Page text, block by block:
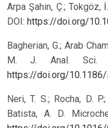
Arpa Şahin, Ç.; Tokgöz,
DOI: https://doi.org/
Bagherian, G.; Arab
M. J. Anal. Sci.
https://doi.org/
Neri, T. S.; Rocha, D.
Batista, A. D.